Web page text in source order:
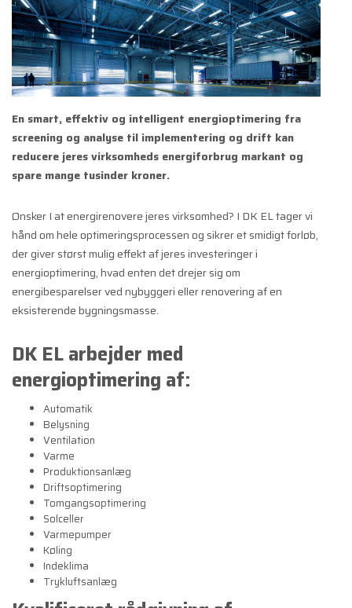
En smart, effektiv og intelligent energioptimering fra
screening og analyse til implementering og drift kan
reducere jeres virksomheds energiforbrug markant og
spare mange tusinder kroner.
Ønsker I at energirenovere jeres virksomhed? I DK EL tager vi
hånd om hele optimeringsprocessen og sikrer et smidigt forløb,
der giver størst mulig effekt af jeres investeringer i
energioptimering, hvad enten det drejer sig om
energibesparelser ved nybyggeri eller renovering af en
eksisterende bygningsmasse.
DK EL arbejder med
energioptimering af:
Automatik
Belysning
Ventilation
Varme
Produktionsanlæg
Driftsoptimering
Tomgangsoptimering
Solceller
Varmepumper
Køling
Indeklima
Trykluftsanlæg